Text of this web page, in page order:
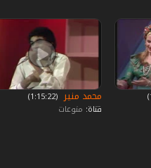
محمد منير ‏ (1:15:22)
قناة: منوعات